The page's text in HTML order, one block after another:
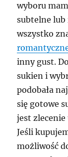
wyboru
subtelne
wszystko
inny gust.
sukien i
podobała
się gotowe
jest zlecenie
Jeśli
możliwość